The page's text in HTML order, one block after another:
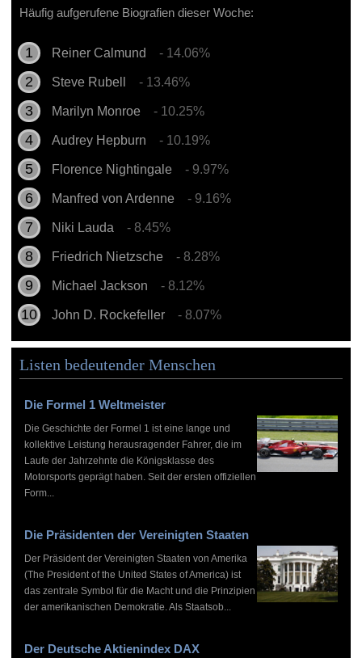
Häufig aufgerufene Biografien dieser Woche:
Reiner Calmund - 14.06%
Steve Rubell - 13.46%
Marilyn Monroe - 10.25%
Audrey Hepburn - 10.19%
Florence Nightingale - 9.97%
Manfred von Ardenne - 9.16%
Niki Lauda - 8.45%
Friedrich Nietzsche - 8.28%
Michael Jackson - 8.12%
John D. Rockefeller - 8.07%
Listen bedeutender Menschen
Die Formel 1 Weltmeister
Die Geschichte der Formel 1 ist eine lange und
kollektive Leistung herausragender Fahrer, die im
Laufe der Jahrzehnte die Königsklasse des
Motorsports geprägt haben. Seit der ersten offiziellen
Form...
Die Präsidenten der Vereinigten Staaten
Der Präsident der Vereinigten Staaten von Amerika
(The President of the United States of America) ist
das zentrale Symbol für die Macht und die Prinzipien
der amerikanischen Demokratie. Als Staatsob...
Der Deutsche Aktienindex DAX